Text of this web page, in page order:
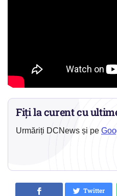
Fiți la curent cu
Urmăriți DCNews și pe
Twitter